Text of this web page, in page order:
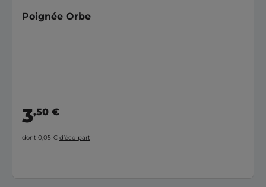
Poignée Orbe
3,50 €
dont 0,05 € d’éco-part